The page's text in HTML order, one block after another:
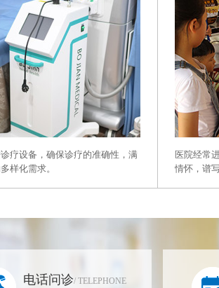
疗设备，确保诊疗的准确性，满
样化需求。
医院经常
情怀，谱
电话问诊/ TELEPHONE